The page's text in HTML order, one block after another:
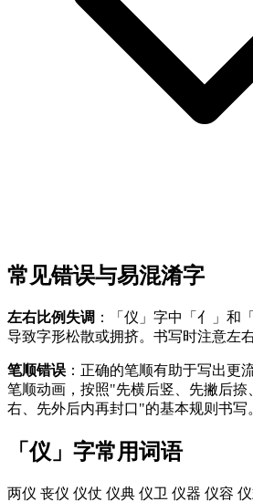
常见错误与易混淆字
左右比例失调 ：「仪」字中「亻」和
导致字形松散或拥挤。书写时注意左
笔顺错误 ：正确的笔顺有助于写出更
笔顺动画，按照"先横后竖、先撇后捺
右、先外后内再封口"的基本规则书写
「仪」字常用词语
两仪 丧仪 仪仗 仪典 仪卫 仪器 仪容